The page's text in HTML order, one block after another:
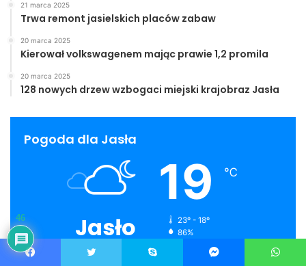
21 marca 2025
Trwa remont jasielskich placów zabaw
20 marca 2025
Kierował volkswagenem mając prawie 1,2 promila
20 marca 2025
128 nowych drzew wzbogaci miejski krajobraz Jasła
Pogoda dla Jasła
Jasło
Scattered Clouds
19 ℃
23º - 18º
86%
46